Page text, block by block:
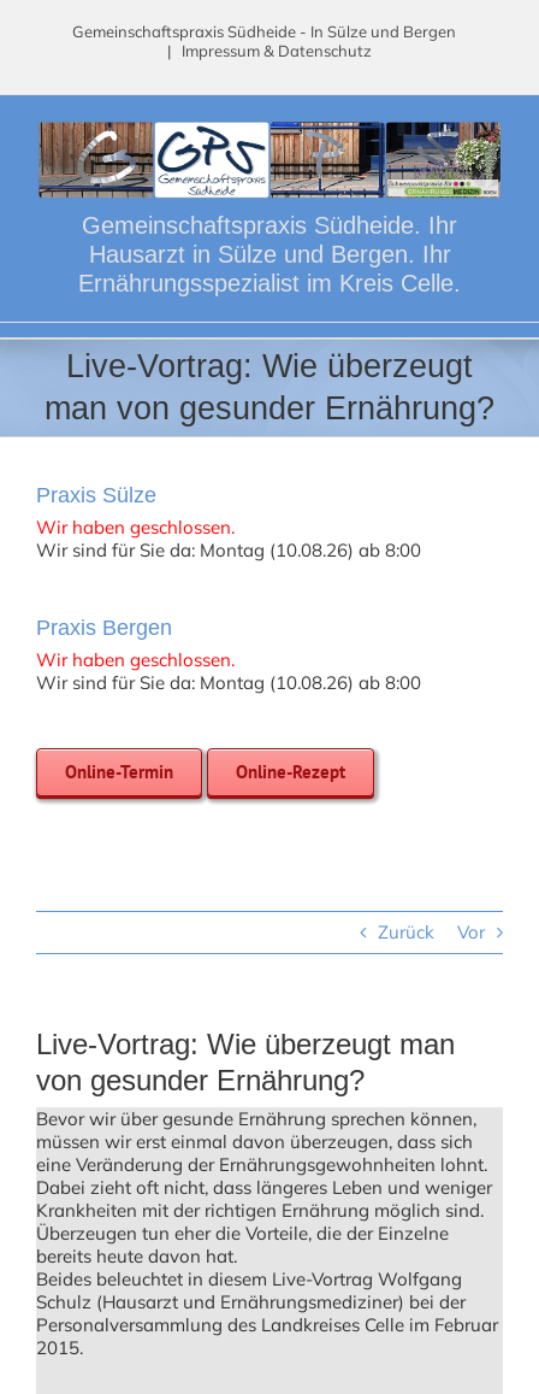
Gemeinschaftspraxis Südheide - In Sülze und Bergen
| Impressum & Datenschutz
Gemeinschaftspraxis Südheide. Ihr
Hausarzt in Sülze und Bergen. Ihr
Ernährungsspezialist im Kreis Celle.
Live-Vortrag: Wie überzeugt
man von gesunder Ernährung?
Zurück Vor
Live-Vortrag: Wie überzeugt man
von gesunder Ernährung?
Bevor wir über gesunde Ernährung sprechen können,
müssen wir erst einmal davon überzeugen, dass sich
eine Veränderung der Ernährungsgewohnheiten lohnt.
Dabei zieht oft nicht, dass längeres Leben und weniger
Krankheiten mit der richtigen Ernährung möglich sind.
Überzeugen tun eher die Vorteile, die der Einzelne
bereits heute davon hat.
Beides beleuchtet in diesem Live-Vortrag Wolfgang
Schulz (Hausarzt und Ernährungsmediziner) bei der
Personalversammlung des Landkreises Celle im Februar
2015.
Praxis Sülze
Wir haben geschlossen.
Wir sind für Sie da: Montag (10.08.26) ab 8:00
Praxis Bergen
Wir haben geschlossen.
Wir sind für Sie da: Montag (10.08.26) ab 8:00
Online-Termin Online-Rezept